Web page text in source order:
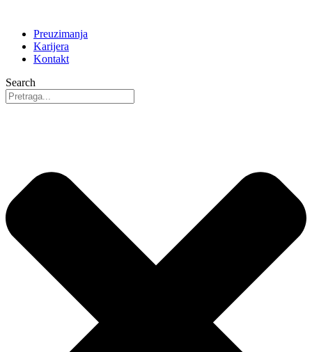
Preuzimanja
Karijera
Kontakt
Search